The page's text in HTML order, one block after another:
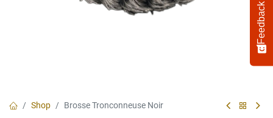
Shop Brosse Tronconneuse Noir
Feedback